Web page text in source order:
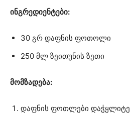
ინგრედიენტები:
30 გრ დაფნის ფოთოლი
250 მლ ზეითუნის ზეთი
მომზადება:
დაფნის ფოთლები